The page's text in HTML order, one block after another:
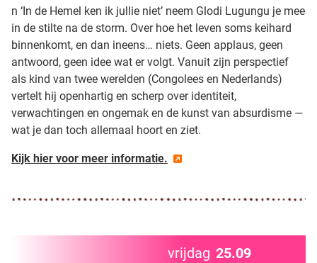
n ‘In de Hemel ken ik jullie niet’ neem Glodi Lugungu je mee
in de stilte na de storm. Over hoe het leven soms keihard
binnenkomt, en dan ineens… niets. Geen applaus, geen
antwoord, geen idee wat er volgt. Vanuit zijn perspectief
als kind van twee werelden (Congolees en Nederlands)
vertelt hij openhartig en scherp over identiteit,
verwachtingen en ongemak en de kunst van absurdisme —
wat je dan toch allemaal hoort en ziet.
Kijk hier voor meer informatie.
vrijdag 25.09